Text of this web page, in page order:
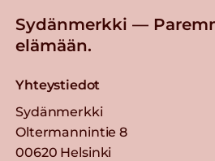
Sydänmerkki —
elämään.
Yhteystiedot
Sydänmerkki
Oltermannintie 8
00620 Helsinki